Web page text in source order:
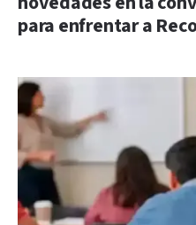
para enfrentar a